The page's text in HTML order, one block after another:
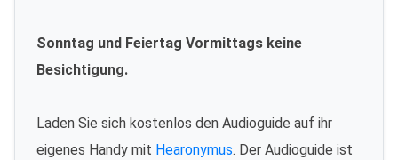
Sonntag und Feiertag Vormittags keine
Besichtigung.
Laden Sie sich kostenlos den Audioguide auf ihr
eigenes Handy mit Hearonymus. Der Audioguide ist